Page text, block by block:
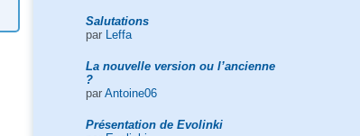
Salutations
par
Leffa
La nouvelle version ou l’ancienne
?
par Antoine06
Présentation de Evolinki